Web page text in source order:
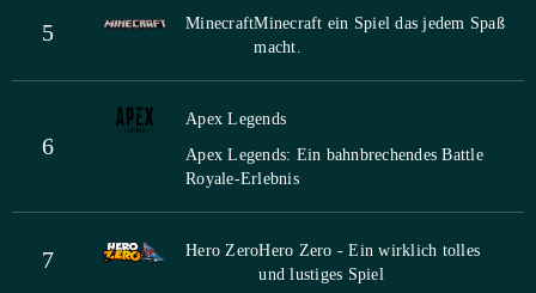
5 MinecraftMinecraft ein Spiel das jedem Spaß
macht.
6
Apex Legends
Apex Legends: Ein bahnbrechendes Battle
Royale-Erlebnis
7 Hero ZeroHero Zero - Ein wirklich tolles
und lustiges Spiel